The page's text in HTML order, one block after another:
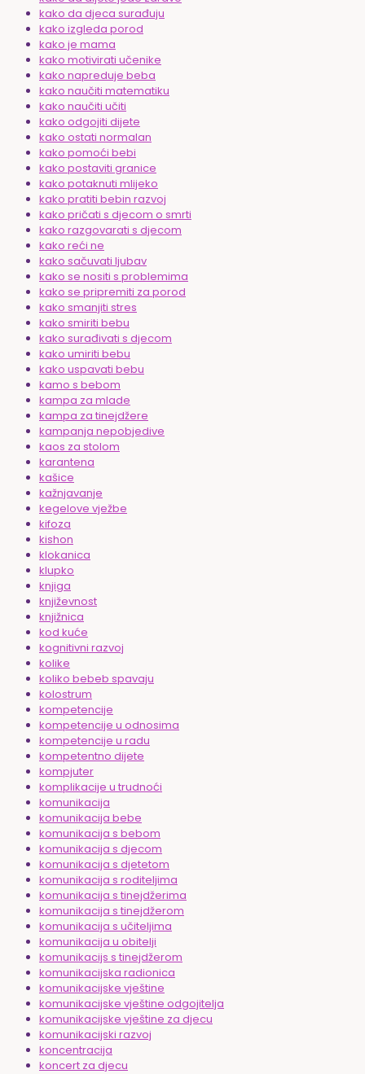
kako da djeca surađuju
kako izgleda porod
kako je mama
kako motivirati učenike
kako napreduje beba
kako naučiti matematiku
kako naučiti učiti
kako odgojiti dijete
kako ostati normalan
kako pomoći bebi
kako postaviti granice
kako potaknuti mlijeko
kako pratiti bebin razvoj
kako pričati s djecom o smrti
kako razgovarati s djecom
kako reći ne
kako sačuvati ljubav
kako se nositi s problemima
kako se pripremiti za porod
kako smanjiti stres
kako smiriti bebu
kako surađivati s djecom
kako umiriti bebu
kako uspavati bebu
kamo s bebom
kampa za mlade
kampa za tinejdžere
kampanja nepobjedive
kaos za stolom
karantena
kašice
kažnjavanje
kegelove vježbe
kifoza
kishon
klokanica
klupko
knjiga
književnost
knjižnica
kod kuće
kognitivni razvoj
kolike
koliko bebeb spavaju
kolostrum
kompetencije
kompetencije u odnosima
kompetencije u radu
kompetentno dijete
kompjuter
komplikacije u trudnoći
komunikacija
komunikacija bebe
komunikacija s bebom
komunikacija s djecom
komunikacija s djetetom
komunikacija s roditeljima
komunikacija s tinejdžerima
komunikacija s tinejdžerom
komunikacija s učiteljima
komunikacija u obitelji
komunikacijs s tinejdžerom
komunikacijska radionica
komunikacijske vještine
komunikacijske vještine odgojitelja
komunikacijske vještine za djecu
komunikacijski razvoj
koncentracija
koncert za djecu